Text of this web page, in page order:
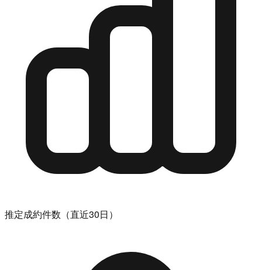
推定成約件数（直近30日）